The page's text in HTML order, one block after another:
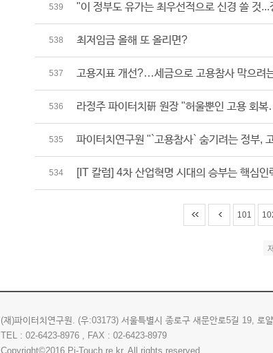
539 "이 정부도 유가는 최우선적으로 신경 쓸 것
538 최저임금 올해 또 올리면?
537 고용지표 개선?…세금으로 고용참사 막으려
536 라정주 파이터치硏 원장 "허울뿐인 고용 회
535 파이터치연구원 "`고용참사` 숨기려는 정부,
534 [IT 칼럼] 4차 산업혁명 시대의 승부는 핵심인
101
(재)파이터치연구원. (우:03173) 서울특별시 종로구 새문안로5길 19, 로
TEL : 02-6423-8976 , FAX : 02-6423-8979
Copyright©2016 Pi-Touch.re.kr, All rights reserved